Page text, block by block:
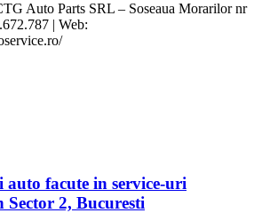
Auto Parts SRL – Soseaua Morarilor nr
| Web:
auto facute in service-uri
2, Bucuresti